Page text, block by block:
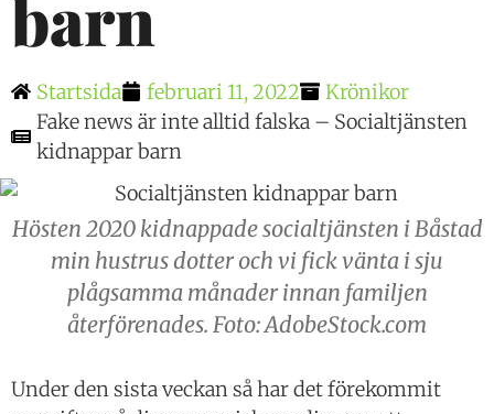
barn
Startsida februari 11, 2022
Krönikor
Fake news är inte alltid falska – Socialtjänsten
kidnappar barn
Hösten 2020 kidnappade socialtjänsten i Båstad
min hustrus dotter och vi fick vänta i sju
plågsamma månader innan familjen
återförenades. Foto: AdobeStock.com
Under den sista veckan så har det förekommit